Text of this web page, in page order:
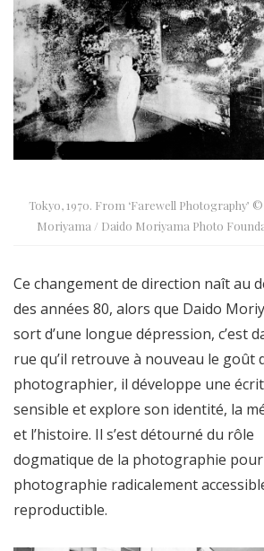
Tokyo, 1970. From ‘Farewell Photography’
Moriyama / Daido Moriyama Photo
Ce changement de direction naît au
des années 80, alors que Daido
sort d’une longue dépression, c’est
rue qu’il retrouve à nouveau le goût
photographier, il développe une
sensible et explore son identité, la
et l’histoire. Il s’est détourné du rôle
dogmatique de la photographie
photographie radicalement
reproductible.